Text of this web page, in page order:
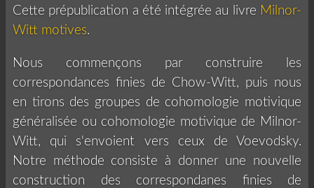
Cette prépublication a été intégrée au livre Milnor-
Witt motives.
Nous commençons par construire les
correspondances finies de Chow-Witt, puis nous
en tirons des groupes de cohomologie motivique
généralisée ou cohomologie motivique de Milnor-
Witt, qui s'envoient vers ceux de Voevodsky.
Notre méthode consiste à donner une nouvelle
construction des correspondanes finies de